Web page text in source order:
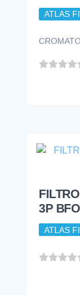
ATLAS
3P
ATLAS